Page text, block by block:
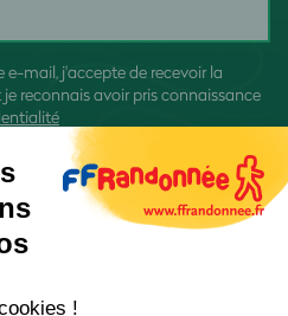
mail, j'accepte de recevoir la
reconnais avoir pris connaissance
!